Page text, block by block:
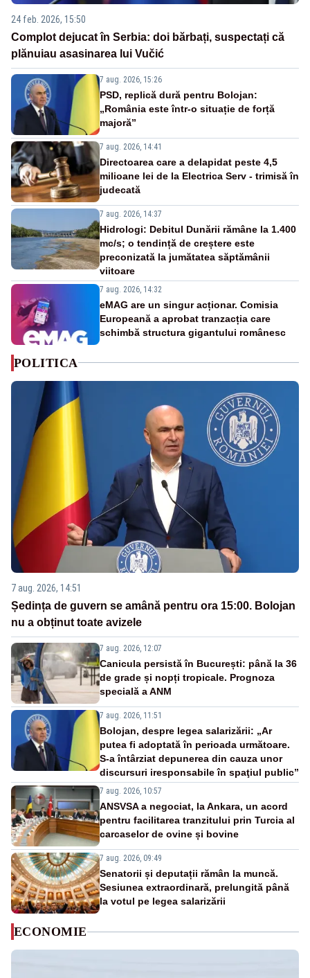
24 feb. 2026, 15:50
Complot dejucat în Serbia: doi bărbați, suspectați că
plănuiau asasinarea lui Vučić
7 aug. 2026, 15:26
PSD, replică dură pentru Bolojan:
„România este într-o situație de forță
majoră”
7 aug. 2026, 14:41
Directoarea care a delapidat peste 4,5
milioane lei de la Electrica Serv - trimisă în
judecată
7 aug. 2026, 14:37
Hidrologi: Debitul Dunării rămâne la 1.400
mc/s; o tendință de creștere este
preconizată la jumătatea săptămânii
viitoare
7 aug. 2026, 14:32
eMAG are un singur acționar. Comisia
Europeană a aprobat tranzacția care
schimbă structura gigantului românesc
POLITICA
7 aug. 2026, 14:51
Ședința de guvern se amână pentru ora 15:00. Bolojan
nu a obținut toate avizele
7 aug. 2026, 12:07
Canicula persistă în București: până la 36
de grade și nopți tropicale. Prognoza
specială a ANM
7 aug. 2026, 11:51
Bolojan, despre legea salarizării: „Ar
putea fi adoptată în perioada următoare.
S-a întârziat depunerea din cauza unor
discursuri iresponsabile în spaţiul public”
7 aug. 2026, 10:57
ANSVSA a negociat, la Ankara, un acord
pentru facilitarea tranzitului prin Turcia al
carcaselor de ovine și bovine
7 aug. 2026, 09:49
Senatorii și deputații rămân la muncă.
Sesiunea extraordinară, prelungită până
la votul pe legea salarizării
ECONOMIE